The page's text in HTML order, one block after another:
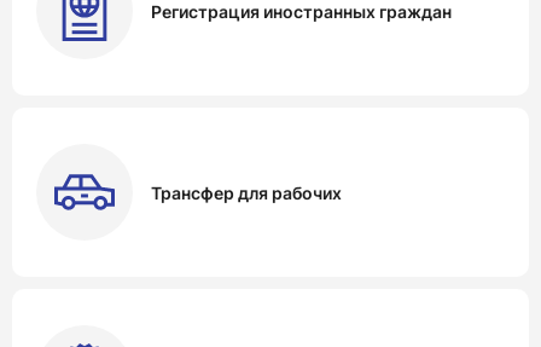
Регистрация иностранных граждан
Трансфер для рабочих